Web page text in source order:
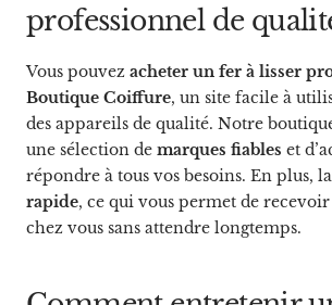
professionnel de
Vous pouvez acheter un fer à lisser
Boutique Coiffure, un site facile à
des appareils de qualité. Notre
une sélection de marques fiables et
répondre à tous vos besoins. En plus, la
rapide, ce qui vous permet de
chez vous sans attendre longtemps.